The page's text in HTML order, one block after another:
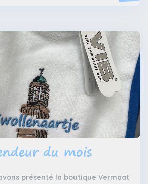
du mois
présenté la boutique Vermaat